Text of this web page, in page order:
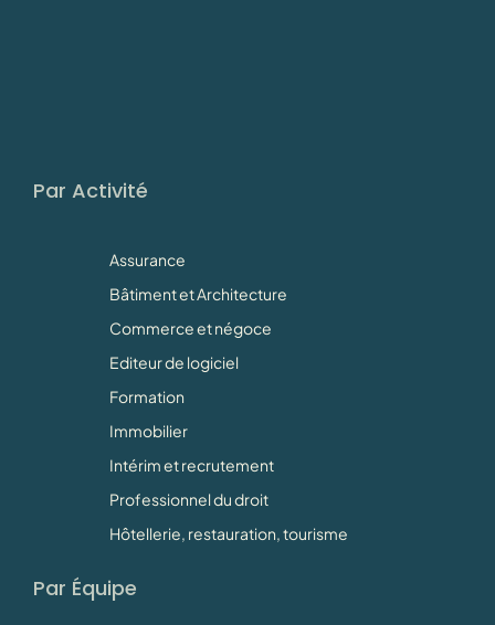
Par Activité
Assurance
Bâtiment et Architecture
Commerce et négoce
Editeur de logiciel
Formation
Immobilier
Intérim et recrutement
Professionnel du droit
Hôtellerie, restauration, tourisme
Par Équipe